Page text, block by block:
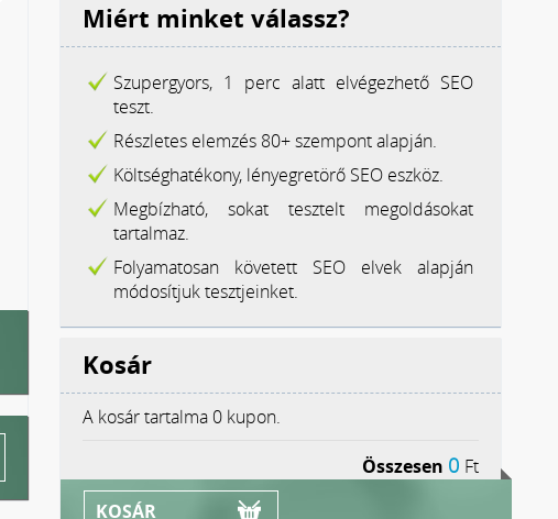
Miért minket válassz?
Szupergyors, 1 perc alatt elvégezhető SEO
teszt.
Részletes elemzés 80+ szempont alapján.
Költséghatékony, lényegretörő SEO eszköz.
Megbízható, sokat tesztelt megoldásokat
tartalmaz.
Folyamatosan követett SEO elvek alapján
módosítjuk tesztjeinket.
Kosár
A kosár tartalma 0 kupon.
Összesen 0 Ft
KOSÁR